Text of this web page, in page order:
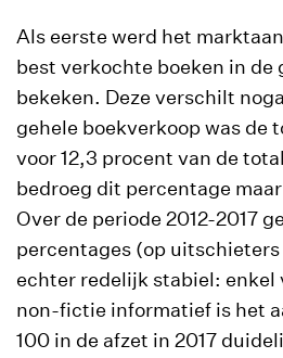
Als eerste werd het
best verkochte boeken in de
bekeken. Deze verschilt
gehele boekverkoop was de
voor 12,3 procent van de
bedroeg dit percentage
Over de periode 2012-2017
percentages (op uitschieters
echter redelijk stabiel: enkel
non-fictie informatief is het
100 in de afzet in 2017